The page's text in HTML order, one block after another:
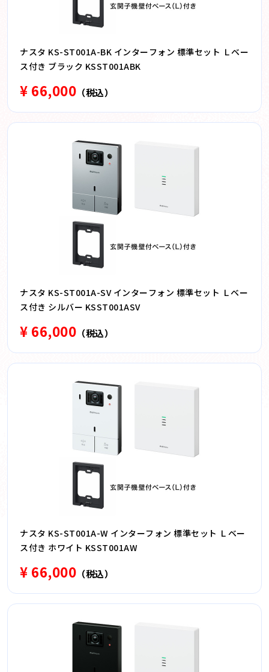
ナスタ KS-ST001A-BK インターフォン 標準セット Ｌベー
ス付き ブラック KSST001ABK
¥ 66,000 （税込）
ナスタ KS-ST001A-SV インターフォン 標準セット Ｌベー
ス付き シルバー KSST001ASV
¥ 66,000 （税込）
ナスタ KS-ST001A-W インターフォン 標準セット Ｌベー
ス付き ホワイト KSST001AW
¥ 66,000 （税込）